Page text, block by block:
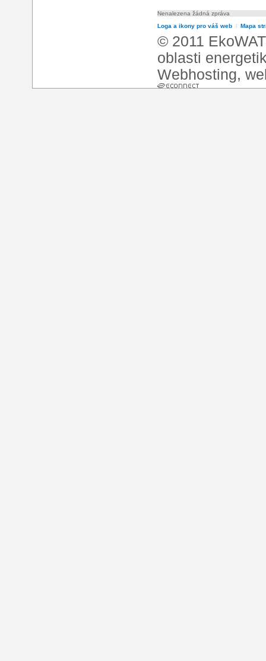
Nenalezena žádná zpráva
Loga a ikony pro váš web l Mapa
© 2011
oblasti
Webhosting,